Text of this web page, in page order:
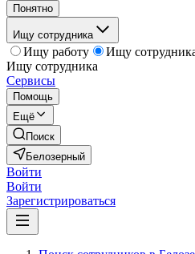
Понятно
Ищу сотрудника
Ищу работу
Ищу
Ищу сотрудника
Сервисы
Помощь
Ещё
Поиск
Белозерный
Войти
Войти
Зарегистрироваться